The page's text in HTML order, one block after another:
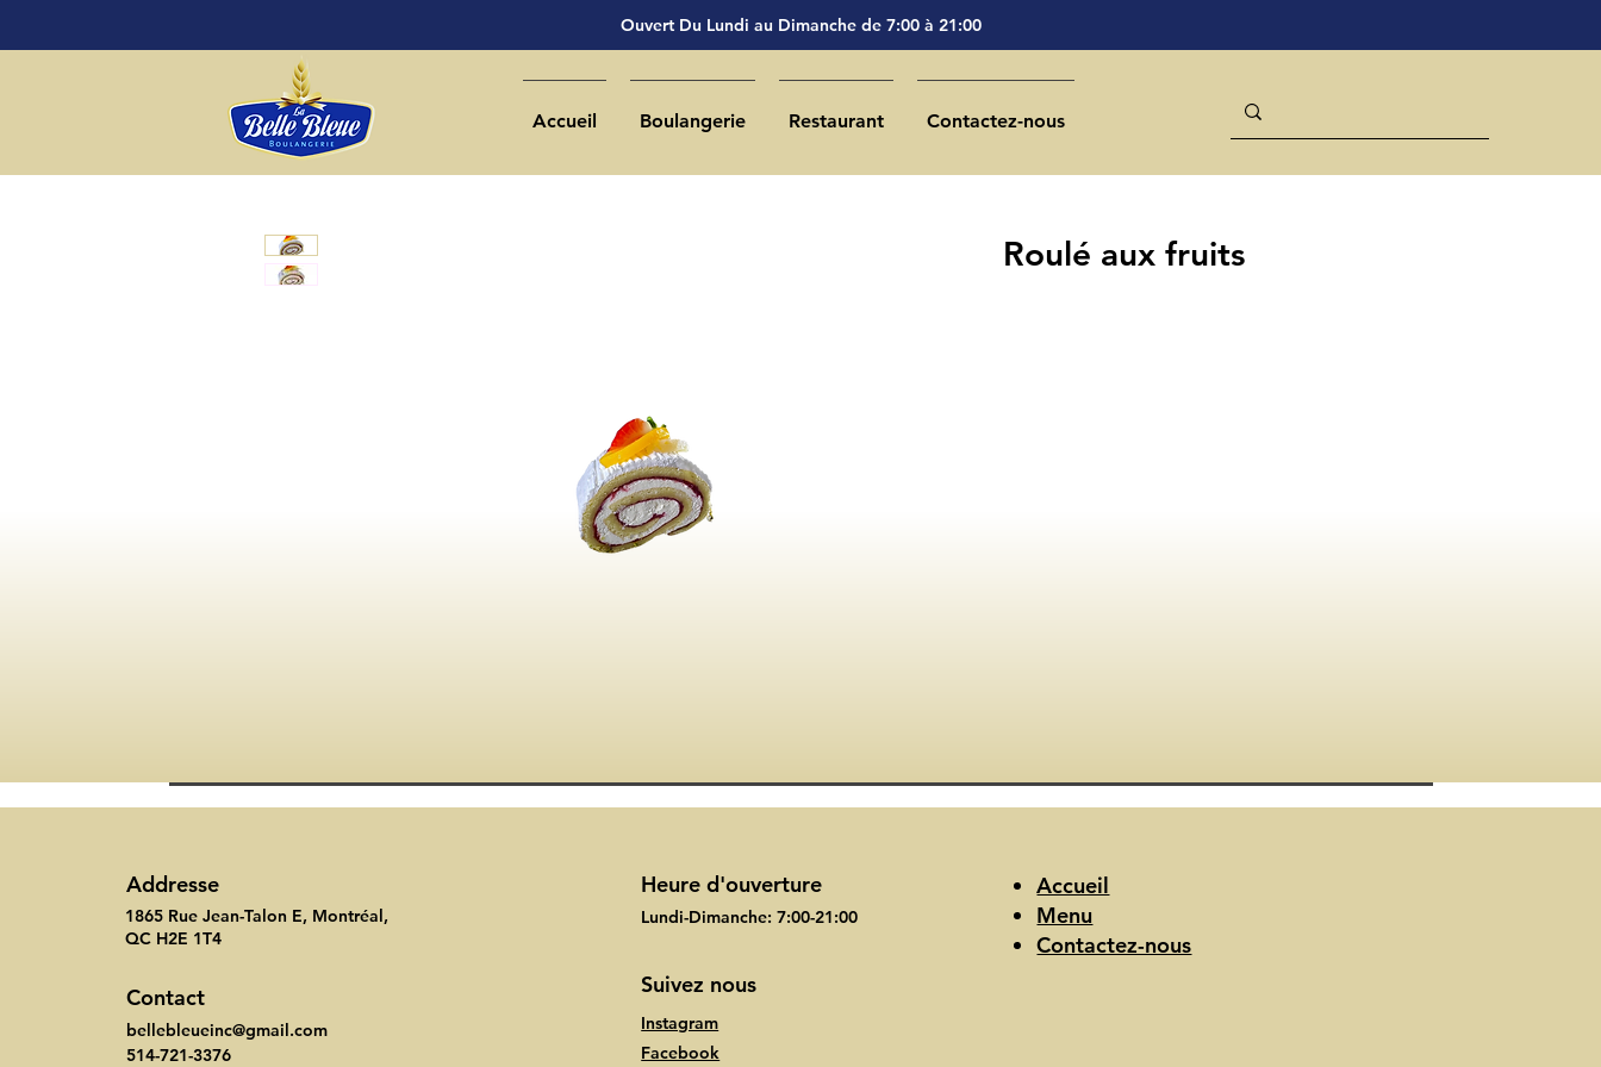
Ouvert Du Lundi au Dimanche de 7:00 à 21:00
Accueil Boulangerie Restaurant Contactez-nous
Roulé aux fruits
Addresse
1865 Rue Jean-Talon E, Montréal,
QC H2E 1T4
Contact
bellebleueinc@gmail.com
514-721-3376
Heure d'ouverture
Lundi-Dimanche: 7:00-21:00
Suivez nous
Instagram
Facebook
Accueil
Menu
Contactez-nous